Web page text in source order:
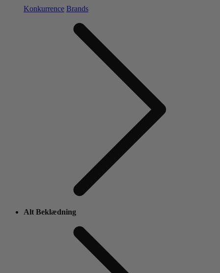
Konkurrence Brands
Alt Beklædning